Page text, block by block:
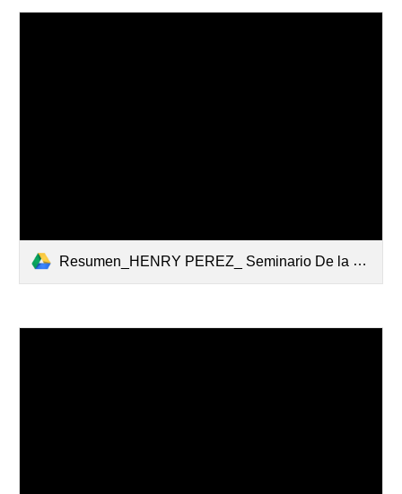
Resumen_HENRY PEREZ_ Seminario De la Norma a la Acción_COBBFOUC.pdf